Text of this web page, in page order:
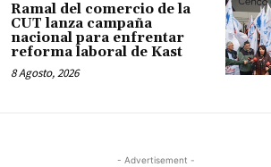
Ramal del comercio de la
CUT lanza campaña
nacional para enfrentar
reforma laboral de Kast
8 Agosto, 2026
- Advertisement -